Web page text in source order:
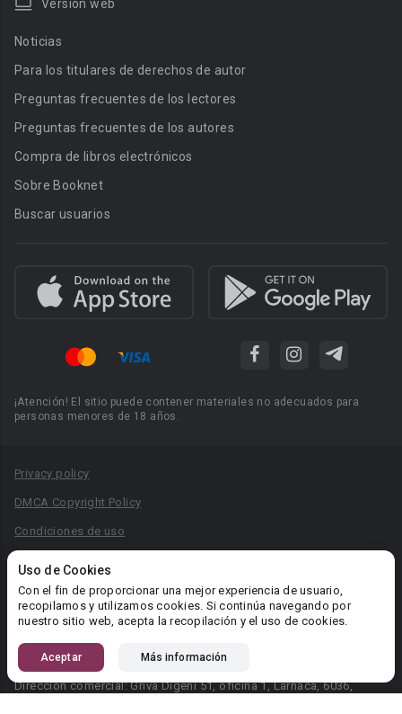
Uso de Cookies
Con el fin de proporcionar una mejor experiencia de usuario,
recopilamos y utilizamos cookies. Si continúa navegando por
nuestro sitio web, acepta la recopilación y el uso de cookies.
Aceptar Más información
Versión web
Noticias
Para los titulares de derechos de autor
Preguntas frecuentes de los lectores
Preguntas frecuentes de los autores
Compra de libros electrónicos
Sobre Booknet
Buscar usuarios
¡Atención! El sitio puede contener materiales no adecuados para
personas menores de 18 años.
Privacy policy
DMCA Copyright Policy
Condiciones de uso
Reglas para la publicación de libros
Área RR.PP.: pr@booknet.com
© 2026 Booknet. Todos los derechos reservados.
Dirección comercial: Griva Digeni 51, oficina 1, Larnaca, 6036,